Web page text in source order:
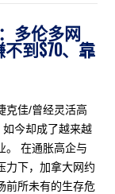
多伦多网
到$70、靠
克佳/曾经灵活高
如今却成了越来越
。 在通胀高企与
力下，加拿大网约
前所未有的生存危